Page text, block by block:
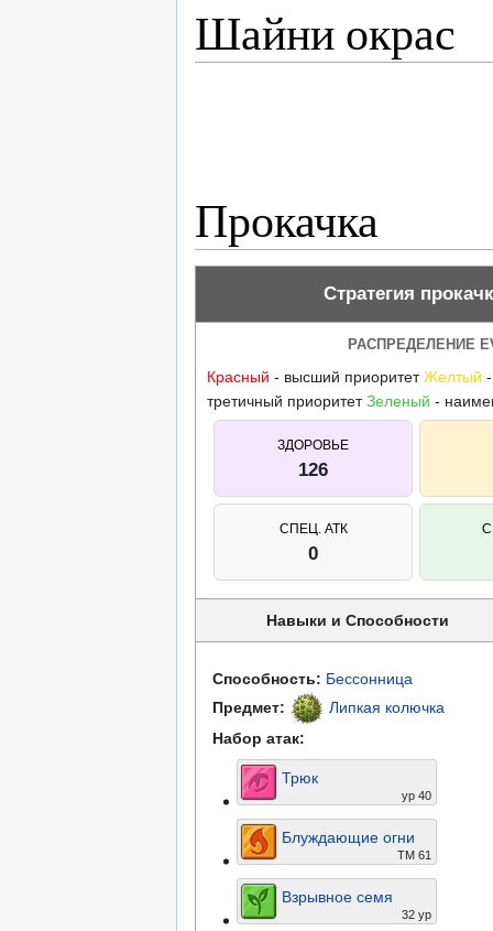
Шайни окрас
Прокачка
Стратегия
РАСПРЕДЕЛЕНИЕ
Красный - высший приоритетЖелтый
третичный приоритетЗеленый -
ЗДОРОВЬЕ
126
СПЕЦ. АТК
0
Навыки и Способности
Способность: Бессонница
Предмет:
Липкая колючка
Набор атак:
Трюк
ур 40
Блуждающие огни
ТМ 61
Взрывное семя
32 ур